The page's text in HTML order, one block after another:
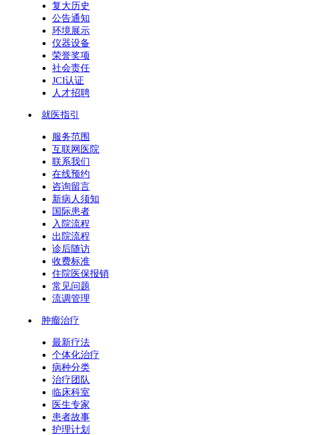
复大历史
公告通知
环境展示
仪器设备
荣誉奖项
社会责任
JCI认证
人才招聘
就医指引
服务范围
互联网医院
联系我们
在线预约
咨询留言
新病人须知
国际患者
入院流程
出院流程
诊后随访
收费标准
住院医保报销
常见问题
流调管理
肿瘤治疗
最新疗法
个体化治疗
病种分类
治疗团队
临床科室
医生专家
患者故事
护理计划